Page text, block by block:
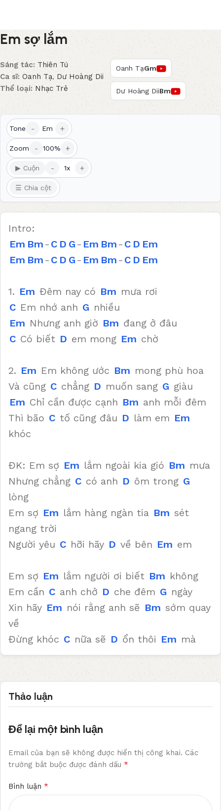
Em sợ lắm
Sáng tác: Thiên Tú
Ca sĩ: Oanh Tạ, Dư Hoàng Dii
Thể loại: Nhạc Trẻ
Oanh TạGm
Dư Hoàng DiiBm
Tone - Em +
Zoom - 100% +
▶ Cuộn - 1x +
☰ Chia cột
Intro:
Em Bm - C D G - Em Bm - C D Em
Em Bm - C D G - Em Bm - C D Em
1. Em Đêm nay có Bm mưa rơi
C Em nhớ anh G nhiều
Em Nhưng anh giờ Bm đang ở đâu
C Có biết D em mong Em chờ
2. Em Em không ước Bm mong phù hoa
Và cũng C chẳng D muốn sang G giàu
Em Chỉ cần được cạnh Bm anh mỗi đêm
Thì bão C tố cũng đâu D làm em Em
khóc
ĐK: Em sợ Em lắm ngoài kia gió Bm mưa
Nhưng chẳng C có anh D ôm trong G
lòng
Em sợ Em lắm hàng ngàn tia Bm sét
ngang trời
Người yêu C hỡi hãy D về bên Em em
Em sợ Em lắm người ơi biết Bm không
Em cần C anh chở D che đêm G ngày
Xin hãy Em nói rằng anh sẽ Bm sớm quay
về
Đừng khóc C nữa sẽ D ổn thôi Em mà
Thảo luận
Để lại một bình luận
Email của bạn sẽ không được hiển thị công khai. Các
trường bắt buộc được đánh dấu *
Bình luận *